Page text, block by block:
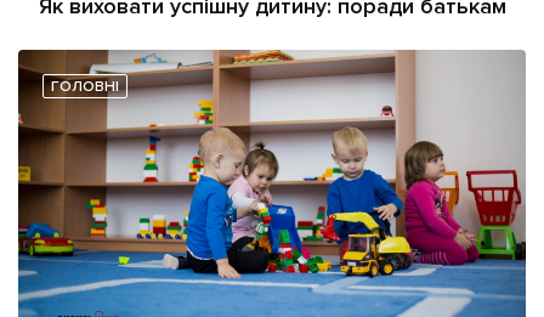
Як виховати успішну дитину: поради батькам
ГОЛОВНІ